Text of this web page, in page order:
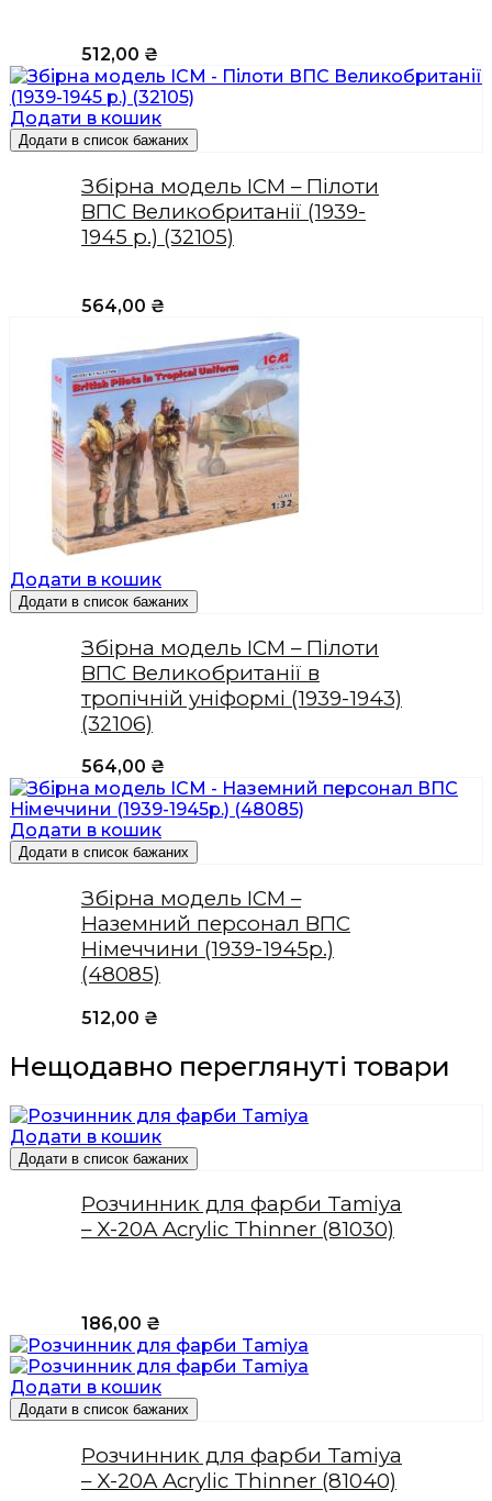
512,00 ₴
Додати в кошик
Додати в список бажаних
Збірна модель ICM – Пілоти
ВПС Великобританії (1939-
1945 р.) (32105)
564,00 ₴
Додати в кошик
Додати в список бажаних
Збірна модель ICM – Пілоти
ВПС Великобританії в
тропічній уніформі (1939-1943)
(32106)
564,00 ₴
Додати в кошик
Додати в список бажаних
Збірна модель ICM –
Наземний персонал ВПС
Німеччини (1939-1945р.)
(48085)
512,00 ₴
Нещодавно переглянуті товари
Додати в кошик
Додати в список бажаних
Розчинник для фарби Tamiya
– X-20A Acrylic Thinner (81030)
186,00 ₴
Додати в кошик
Додати в список бажаних
Розчинник для фарби Tamiya
– X-20A Acrylic Thinner (81040)